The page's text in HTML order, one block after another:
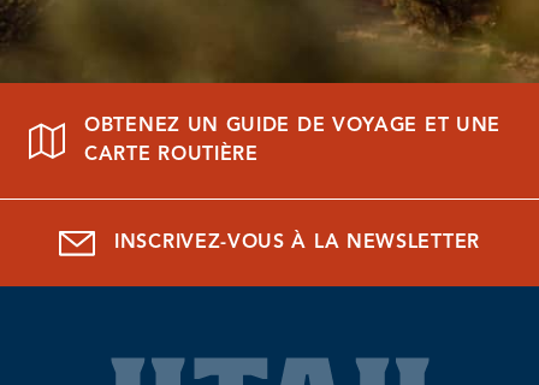
OBTENEZ UN GUIDE DE VOYAGE ET UNE
CARTE ROUTIÈRE
INSCRIVEZ-VOUS À LA NEWSLETTER